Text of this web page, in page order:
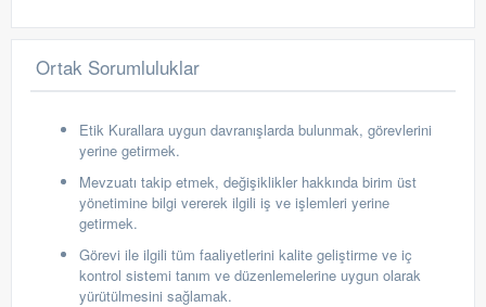
Ortak Sorumluluklar
Etik Kurallara uygun davranışlarda bulunmak, görevlerini
yerine getirmek.
Mevzuatı takip etmek, değişiklikler hakkında birim üst
yönetimine bilgi vererek ilgili iş ve işlemleri yerine
getirmek.
Görevi ile ilgili tüm faaliyetlerini kalite geliştirme ve iç
kontrol sistemi tanım ve düzenlemelerine uygun olarak
yürütülmesini sağlamak.